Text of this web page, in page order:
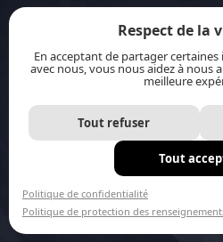
jurisource.ca est financé
Justice du Canada dans
d’action pour les langues
Protection-promotion-
Respect de la
En acceptant de partager
avec nous, vous nous aidez à nous
meilleure
Tout refuser
Tout
Politique de confidentialité
Politique de protection des